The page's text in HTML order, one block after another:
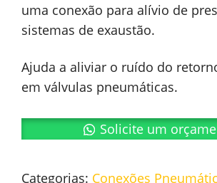
uma conexão para alívio de
sistemas de exaustão.
Ajuda a aliviar o ruído do
em válvulas pneumáticas.
Solicite um
Categorias: Conexões